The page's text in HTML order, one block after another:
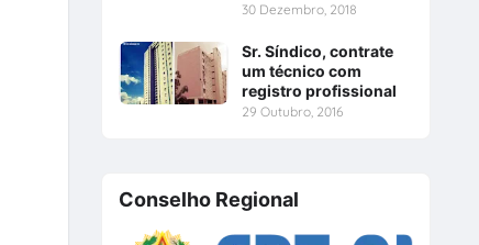
30 Dezembro, 2018
Sr. Síndico, contrate
um técnico com
registro profissional
29 Outubro, 2016
Conselho Regional